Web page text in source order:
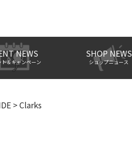
NEWS
ト＆キャンペーン
SHOP NEWS
ショップニュース
>Clarks